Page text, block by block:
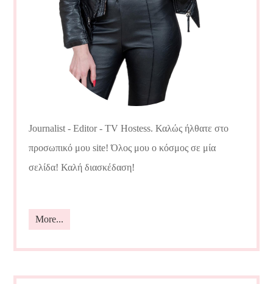
Journalist - Editor - TV Hostess. Καλώς ήλθατε στο
προσωπικό μου site! Όλος μου ο κόσμος σε μία
σελίδα! Καλή διασκέδαση!
More...